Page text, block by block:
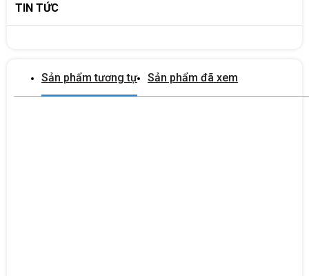
TIN TỨC
Sản phẩm tương tự Sản phẩm đã xem